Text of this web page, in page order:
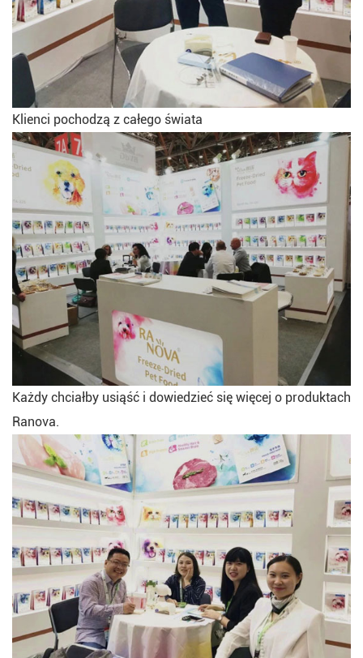
Klienci pochodzą z całego świata
Każdy chciałby usiąść i dowiedzieć się więcej o produktach
Ranova.